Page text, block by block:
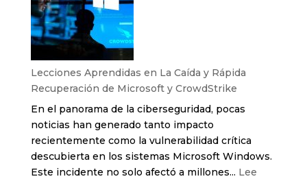
Caída
de
la
Sector
Tecnológico
y
las
Oportunidades
Lecciones Aprendidas en La Caída y Rápida
Recuperación de Microsoft y CrowdStrike
En el panorama de la ciberseguridad, pocas
noticias han generado tanto impacto
recientemente como la vulnerabilidad crítica
descubierta en los sistemas Microsoft Windows.
Este incidente no solo afectó a millones... Lee